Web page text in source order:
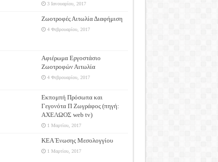
3 Ιανουαρίου, 2017
Ζωοτροφές Αιτωλία Διαφήμιση
4 Φεβρουαρίου, 2017
Αφιέρωμα Εργοστάσιο
Ζωοτροφών Αιτωλία
4 Φεβρουαρίου, 2017
Εκπομπή Πρόσωπα και
Γεγονότα Π Ζωγράφος (πηγή:
ΑΧΕΛΩΟΣ web tv)
1 Μαρτίου, 2017
ΚΕΑ Ένωσης Μεσολογγίου
1 Μαρτίου, 2017